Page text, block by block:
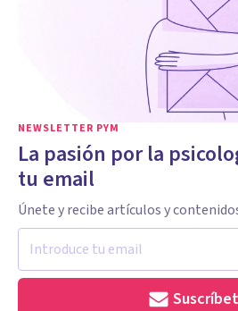
NEWSLETTER PYM
La pasión por la
tu email
Únete y recibe artículos y